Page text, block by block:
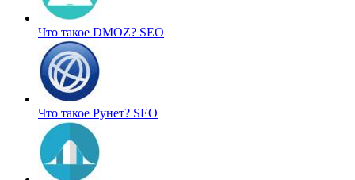
Что такое DMOZ? SEO
Что такое Рунет? SEO